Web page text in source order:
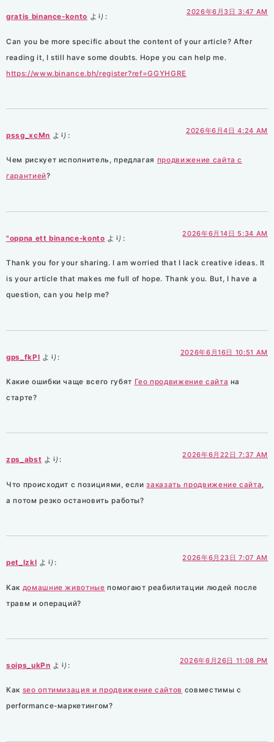
gratis binance-konto より:
2026年6月3日 3:47 AM
Can you be more specific about the content of your article? After
reading it, I still have some doubts. Hope you can help me.
https://www.binance.bh/register?ref=GGYHGRE
pssg_xcMn より:
2026年6月4日 4:24 AM
Чем рискует исполнитель, предлагая продвижение сайта с
гарантией?
"oppna ett binance-konto より:
2026年6月14日 5:34 AM
Thank you for your sharing. I am worried that I lack creative ideas. It
is your article that makes me full of hope. Thank you. But, I have a
question, can you help me?
gps_fkPl より:
2026年6月16日 10:51 AM
Какие ошибки чаще всего губят Гео продвижение сайта на
старте?
zps_abst より:
2026年6月22日 7:37 AM
Что происходит с позициями, еслизаказать продвижение сайта,
а потом резко остановить работы?
pet_lzkl より:
2026年6月23日 7:07 AM
Как домашние животные помогают реабилитации людей после
травм и операций?
soips_ukPn より:
2026年6月26日 11:08 PM
Как seo оптимизация и продвижение сайтов совместимы с
performance-маркетингом?